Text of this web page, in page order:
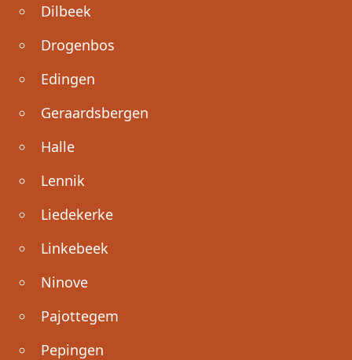
Dilbeek
Drogenbos
Edingen
Geraardsbergen
Halle
Lennik
Liedekerke
Linkebeek
Ninove
Pajottegem
Pepingen